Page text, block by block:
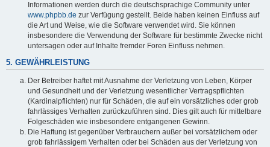
Informationen werden durch die deutschsprachige Community unter
www.phpbb.de zur Verfügung gestellt. Beide haben keinen Einfluss auf
die Art und Weise, wie die Software verwendet wird. Sie können
insbesondere die Verwendung der Software für bestimmte Zwecke nicht
untersagen oder auf Inhalte fremder Foren Einfluss nehmen.
5. GEWÄHRLEISTUNG
Der Betreiber haftet mit Ausnahme der Verletzung von Leben, Körper
und Gesundheit und der Verletzung wesentlicher Vertragspflichten
(Kardinalpflichten) nur für Schäden, die auf ein vorsätzliches oder grob
fahrlässiges Verhalten zurückzuführen sind. Dies gilt auch für mittelbare
Folgeschäden wie insbesondere entgangenen Gewinn.
Die Haftung ist gegenüber Verbrauchern außer bei vorsätzlichem oder
grob fahrlässigem Verhalten oder bei Schäden aus der Verletzung von